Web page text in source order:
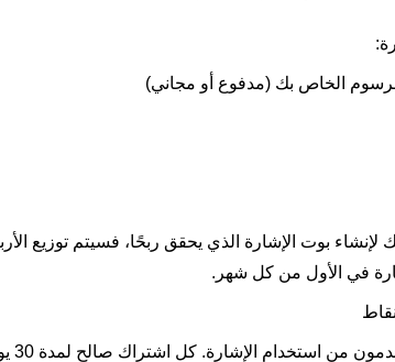
بوت الإشارة الذي يحقق ربحًا، فسيتم توزيع
في الأول من كل شهر.
بعد